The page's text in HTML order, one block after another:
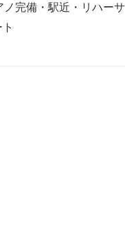
ノ完備・駅近・リハーサ
谷区 (39)